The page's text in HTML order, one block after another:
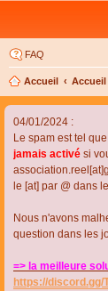
FAQ
Accueil
04/01/2024 :
Le spam est tel
jamais activé si
le [at] par @ dans
Nous n'avons
question dans les
=> la meilleure
https://discord.gg/